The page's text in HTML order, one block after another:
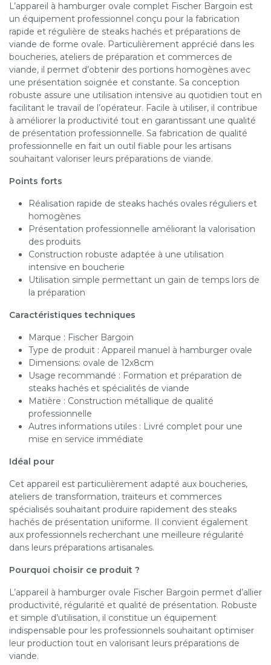
L’appareil à hamburger ovale complet Fischer Bargoin est
un équipement professionnel conçu pour la fabrication
rapide et régulière de steaks hachés et préparations de
viande de forme ovale. Particulièrement apprécié dans les
boucheries, ateliers de préparation et commerces de
viande, il permet d’obtenir des portions homogènes avec
une présentation soignée et constante. Sa conception
robuste assure une utilisation intensive au quotidien tout en
facilitant le travail de l’opérateur. Facile à utiliser, il contribue
à améliorer la productivité tout en garantissant une qualité
de présentation professionnelle. Sa fabrication de qualité
professionnelle en fait un outil fiable pour les artisans
souhaitant valoriser leurs préparations de viande.
Points forts
Réalisation rapide de steaks hachés ovales réguliers et
homogènes
Présentation professionnelle améliorant la valorisation
des produits
Construction robuste adaptée à une utilisation
intensive en boucherie
Utilisation simple permettant un gain de temps lors de
la préparation
Caractéristiques techniques
Marque : Fischer Bargoin
Type de produit : Appareil manuel à hamburger ovale
Dimensions: ovale de 12x8cm
Usage recommandé : Formation et préparation de
steaks hachés et spécialités de viande
Matière : Construction métallique de qualité
professionnelle
Autres informations utiles : Livré complet pour une
mise en service immédiate
Idéal pour
Cet appareil est particulièrement adapté aux boucheries,
ateliers de transformation, traiteurs et commerces
spécialisés souhaitant produire rapidement des steaks
hachés de présentation uniforme. Il convient également
aux professionnels recherchant une meilleure régularité
dans leurs préparations artisanales.
Pourquoi choisir ce produit ?
L’appareil à hamburger ovale Fischer Bargoin permet d’allier
productivité, régularité et qualité de présentation. Robuste
et simple d’utilisation, il constitue un équipement
indispensable pour les professionnels souhaitant optimiser
leur production tout en valorisant leurs préparations de
viande.